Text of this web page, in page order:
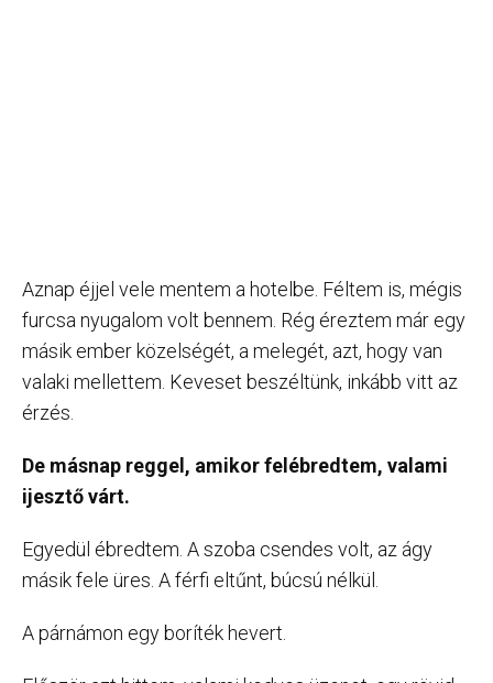
Aznap éjjel vele mentem a hotelbe. Féltem is, mégis
furcsa nyugalom volt bennem. Rég éreztem már egy
másik ember közelségét, a melegét, azt, hogy van
valaki mellettem. Keveset beszéltünk, inkább vitt az
érzés.
De másnap reggel, amikor felébredtem, valami
ijesztő várt.
Egyedül ébredtem. A szoba csendes volt, az ágy
másik fele üres. A férfi eltűnt, búcsú nélkül.
A párnámon egy boríték hevert.